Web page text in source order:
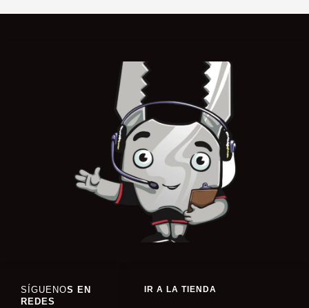
IR A LA TIENDA
SÍGUENOS EN
REDES